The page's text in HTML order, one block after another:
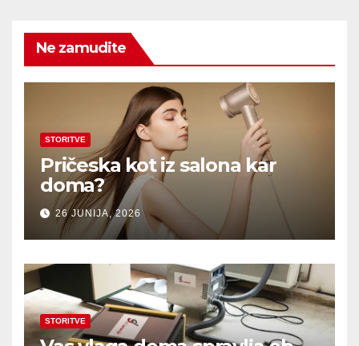
Ne zamudite
STORITVE
Pričeska kot iz salona kar
doma?
26 JUNIJA, 2026
STORITVE